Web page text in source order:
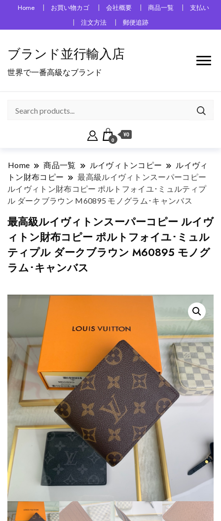
Home お買い物カゴ 会社概要 商品一覧
支払い
注文方法
郵便追跡
ブランド並行輸入店
世界で一番高級なブランド
0
¥0
Home 商品一覧 ルイヴィトンコピー
ルイヴィ
トン財布コピー
最高級ルイヴィトンスーパーコピー
ルイヴィトン財布コピー ポルトフォイユ･ミュルティプ
ル ダークブラウン M60895 モノグラム･キャンバス
最高級ルイヴィトンスーパーコピー ルイヴ
ィトン財布コピー ポルトフォイユ･ミュル
ティプル ダークブラウン M60895 モノグ
ラム･キャンバス